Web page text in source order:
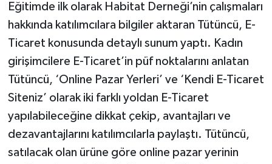
Eğitimde ilk olarak Habitat Derneği’nin çalışmaları
hakkında katılımcılara bilgiler aktaran Tütüncü, E-
Ticaret konusunda detaylı sunum yaptı. Kadın
girişimcilere E-Ticaret’in püf noktalarını anlatan
Tütüncü, ‘Online Pazar Yerleri’ ve ‘Kendi E-Ticaret
Siteniz’ olarak iki farklı yoldan E-Ticaret
yapılabileceğine dikkat çekip, avantajları ve
dezavantajlarını katılımcılarla paylaştı. Tütüncü,
satılacak olan ürüne göre online pazar yerinin